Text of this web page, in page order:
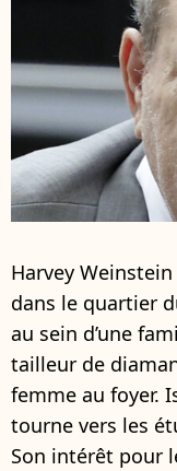
Harvey
dans le quartier
au sein d’une
tailleur de
femme au foyer.
tourne vers les
Son intérêt pour